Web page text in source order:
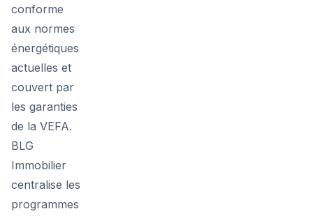
conforme
aux normes
énergétiques
actuelles et
couvert par
les garanties
de la VEFA.
BLG
Immobilier
centralise les
programmes